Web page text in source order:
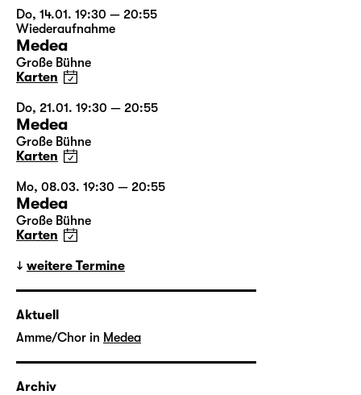
Do, 14.01. 19:30 — 20:55
Wiederaufnahme
Medea
Große Bühne
Karten
Do, 21.01. 19:30 — 20:55
Medea
Große Bühne
Karten
Mo, 08.03. 19:30 — 20:55
Medea
Große Bühne
Karten
weitere Termine
Aktuell
Amme/Chor in Medea
Archiv